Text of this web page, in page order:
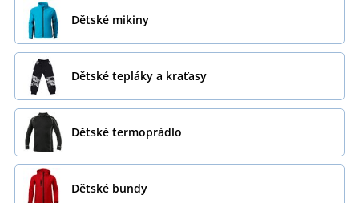
Dětské mikiny
Dětské tepláky a kraťasy
Dětské termoprádlo
Dětské bundy